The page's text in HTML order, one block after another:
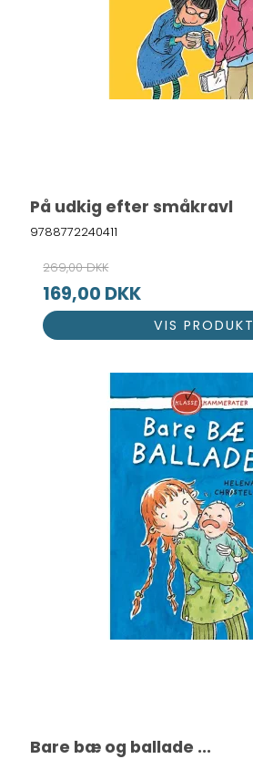
På udkig efter småkravl
9788772240411
269,00 DKK
169,00 DKK
VIS PRODUKT
Bare bæ og ballade ...